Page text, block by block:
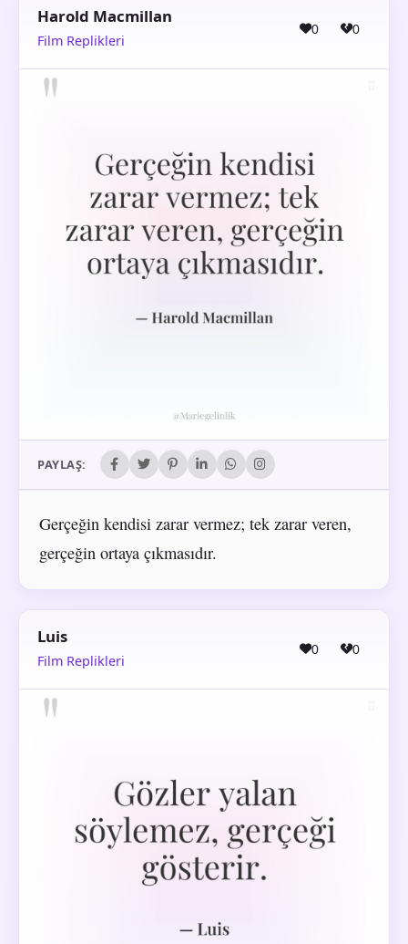
Harold Macmillan
Film Replikleri
0 0
PAYLAŞ:
Gerçeğin kendisi zarar vermez; tek zarar veren,
gerçeğin ortaya çıkmasıdır.
Luis
Film Replikleri
0 0